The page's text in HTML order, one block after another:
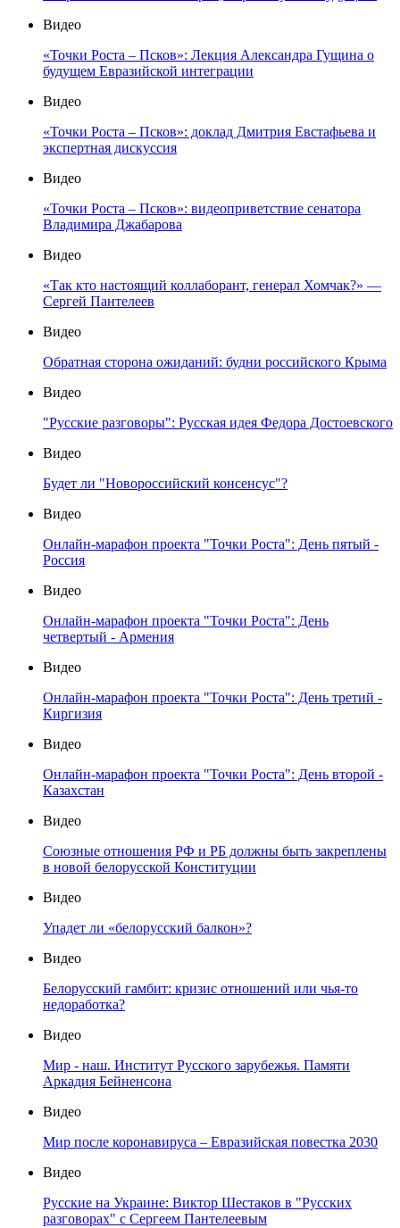
Видео
«Точки Роста – Псков»: Лекция Александра Гущина о
будущем Евразийской интеграции
Видео
«Точки Роста – Псков»: доклад Дмитрия Евстафьева и
экспертная дискуссия
Видео
«Точки Роста – Псков»: видеоприветствие сенатора
Владимира Джабарова
Видео
«Так кто настоящий коллаборант, генерал Хомчак?» —
Сергей Пантелеев
Видео
Обратная сторона ожиданий: будни российского Крыма
Видео
"Русские разговоры": Русская идея Федора Достоевского
Видео
Будет ли "Новороссийский консенсус"?
Видео
Онлайн-марафон проекта "Точки Роста": День пятый -
Россия
Видео
Онлайн-марафон проекта "Точки Роста": День
четвертый - Армения
Видео
Онлайн-марафон проекта "Точки Роста": День третий -
Киргизия
Видео
Онлайн-марафон проекта "Точки Роста": День второй -
Казахстан
Видео
Союзные отношения РФ и РБ должны быть закреплены
в новой белорусской Конституции
Видео
Упадет ли «белорусский балкон»?
Видео
Белорусский гамбит: кризис отношений или чья-то
недоработка?
Видео
Мир - наш. Институт Русского зарубежья. Памяти
Аркадия Бейненсона
Видео
Мир после коронавируса – Евразийская повестка 2030
Видео
Русские на Украине: Виктор Шестаков в "Русских
разговорах" с Сергеем Пантелеевым